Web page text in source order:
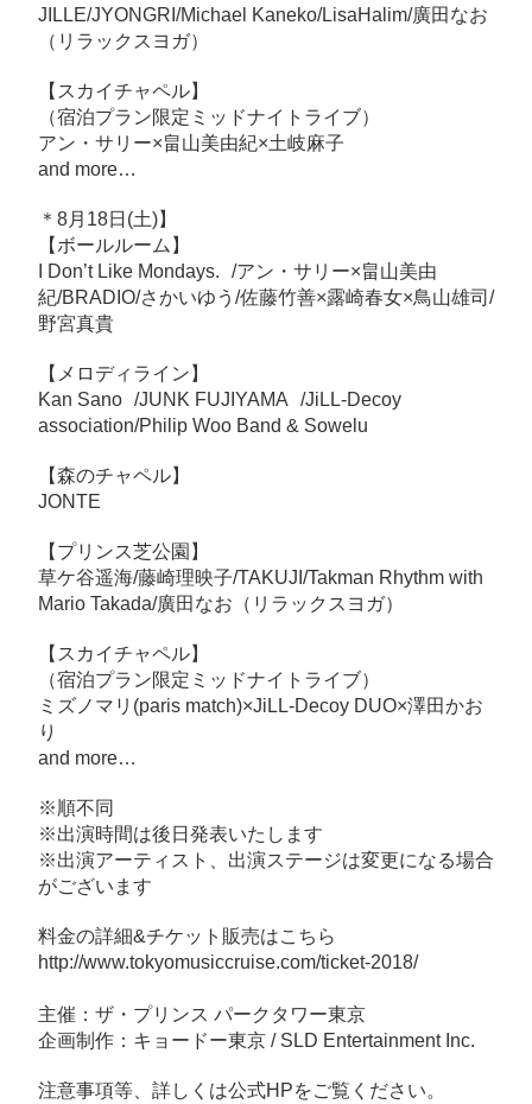
JILLE/JYONGRI/Michael Kaneko/LisaHalim/廣田なお
（リラックスヨガ）
【スカイチャペル】
（宿泊プラン限定ミッドナイトライブ）
アン・サリー×畠山美由紀×土岐麻子
and more…
＊8月18日(土)】
【ボールルーム】
I Don’t Like Mondays. /アン・サリー×畠山美由
紀/BRADIO/さかいゆう/佐藤竹善×露崎春女×鳥山雄司/
野宮真貴
【メロディライン】
Kan Sano /JUNK FUJIYAMA /JiLL-Decoy
association/Philip Woo Band & Sowelu
【森のチャペル】
JONTE
【プリンス芝公園】
草ケ谷遥海/藤崎理映子/TAKUJI/Takman Rhythm with
Mario Takada/廣田なお（リラックスヨガ）
【スカイチャペル】
（宿泊プラン限定ミッドナイトライブ）
ミズノマリ(paris match)×JiLL-Decoy DUO×澤田かお
り
and more…
※順不同
※出演時間は後日発表いたします
※出演アーティスト、出演ステージは変更になる場合
がございます
料金の詳細&チケット販売はこちら
http://www.tokyomusiccruise.com/ticket-2018/
主催：ザ・プリンス パークタワー東京
企画制作：キョードー東京 / SLD Entertainment Inc.
注意事項等、詳しくは公式HPをご覧ください。